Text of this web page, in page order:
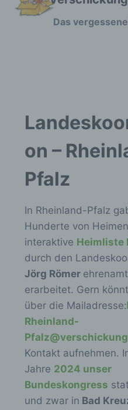
Zum
Das
on –
Pfalz
In Rheinland-Pfalz
Hunderte von
interaktive Heimliste
durch den
Jörg Römer
erarbeitet. Gern
über die Mailadresse:
Rheinland-
Kontakt aufnehmen.
Jahre 2024 unser
Bundeskongress
und zwar in Bad